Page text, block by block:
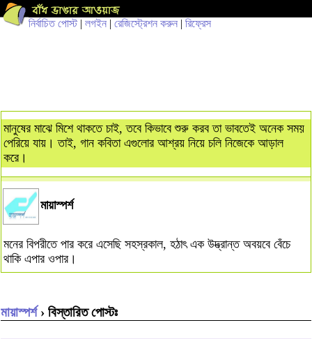
নির্বাচিত পোস্ট| লগইন | রেজিস্ট্রেশন করুন | রিফ্রেস
মানুষের মাঝে মিশে থাকতে চাই, তবে কিভাবে শুরু করব তা ভাবতেই অনেক সময়
পেরিয়ে যায়। তাই, গান কবিতা এগুলোর আশ্রয় নিয়ে চলি নিজেকে আড়াল
করে।
মায়াস্পর্শ
মনের বিপরীতে পার করে এসেছি সহস্রকাল, হঠাৎ এক উদ্ভ্রান্ত অবয়বে বেঁচে
থাকি এপার ওপার।
মায়াস্পর্শ› বিস্তারিত পোস্টঃ